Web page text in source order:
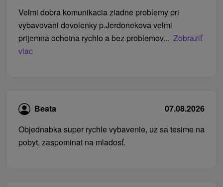
Velmi dobra komunikacia ziadne problemy pri
vybavovani dovolenky p.Jerdonekova velmi
prijemna ochotna rychlo a bez problemov... Zobraziť
viac
Beata
07.08.2026
Objednabka super rychle vybavenie, uz sa tesime na
pobyt, zaspominat na mladosť.